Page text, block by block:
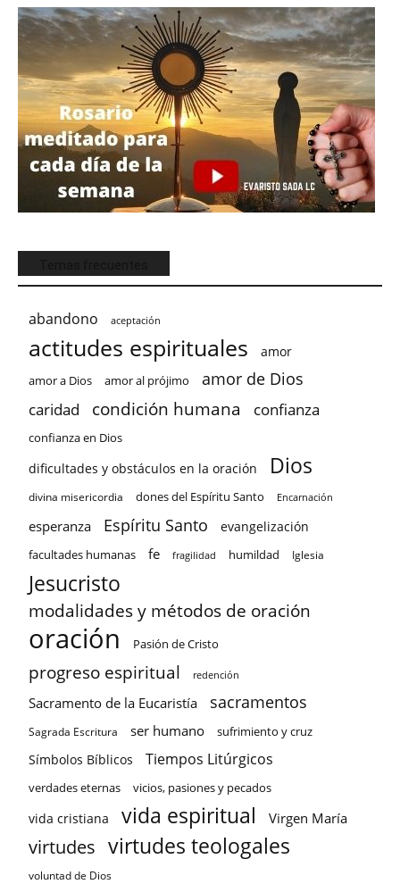
abandono aceptación
actitudes espirituales amor
amor a Dios amor al prójimo amor de Dios
caridad condición humana confianza
confianza en Dios
dificultades y obstáculos en la oración Dios
divina misericordia dones del Espíritu Santo Encarnación
esperanza Espíritu Santo evangelización
facultades humanas fe fragilidad humildad Iglesia
Jesucristo
modalidades y métodos de oración
oración Pasión de Cristo
progreso espiritual redención
Sacramento de la Eucaristía sacramentos
Sagrada Escritura ser humano sufrimiento y cruz
Símbolos Bíblicos Tiempos Litúrgicos
verdades eternas vicios, pasiones y pecados
vida cristiana vida espiritual Virgen María
virtudes virtudes teologales
voluntad de Dios